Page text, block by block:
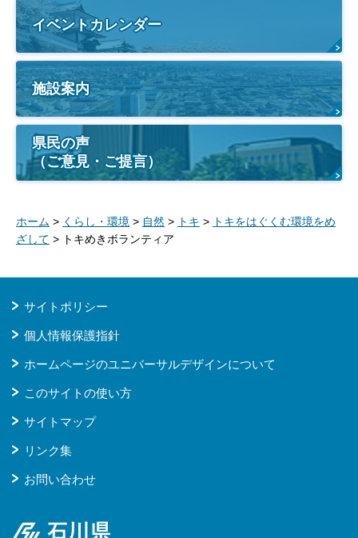
イベントカレンダー
施設案内
県民の声
（ご意見・ご提言）
ホーム > くらし・環境 > 自然 > トキ > トキをはぐくむ環境をめ
ざして > トキめきボランティア
サイトポリシー
個人情報保護指針
ホームページのユニバーサルデザインについて
このサイトの使い方
サイトマップ
リンク集
お問い合わせ
石川県